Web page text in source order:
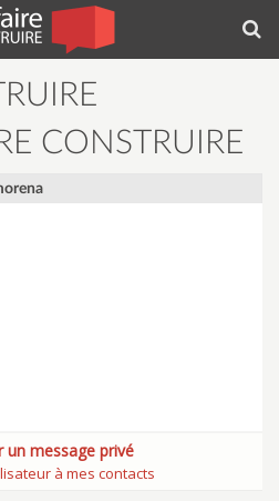
CONSTRUIRE
un message privé
à mes contacts